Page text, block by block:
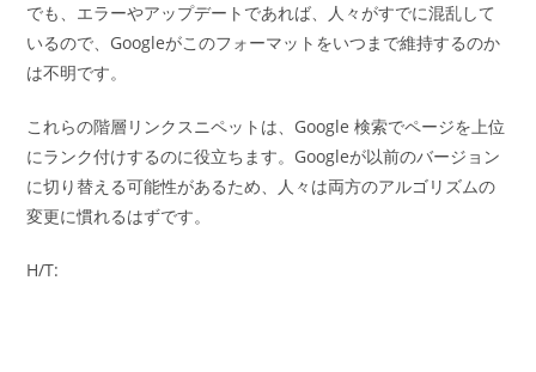
でも、エラーやアップデートであれば、人々がすでに混乱して
いるので、Googleがこのフォーマットをいつまで維持するのか
は不明です。
これらの階層リンクスニペットは、Google 検索でページを上位
にランク付けするのに役立ちます。Googleが以前のバージョン
に切り替える可能性があるため、人々は両方のアルゴリズムの
変更に慣れるはずです。
H/T: